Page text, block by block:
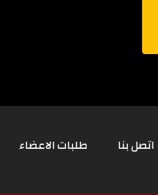
اتصل بنا طلبات الاعضاء